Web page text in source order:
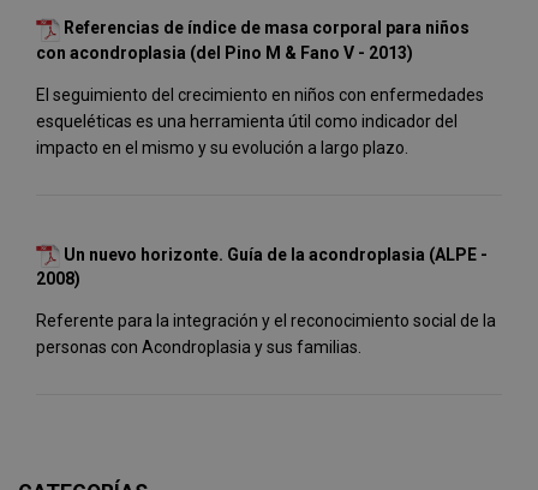
Referencias de índice de masa corporal para niños
con acondroplasia (del Pino M & Fano V - 2013)
El seguimiento del crecimiento en niños con enfermedades
esqueléticas es una herramienta útil como indicador del
impacto en el mismo y su evolución a largo plazo.
Un nuevo horizonte. Guía de la acondroplasia (ALPE -
2008)
Referente para la integración y el reconocimiento social de la
personas con Acondroplasia y sus familias.